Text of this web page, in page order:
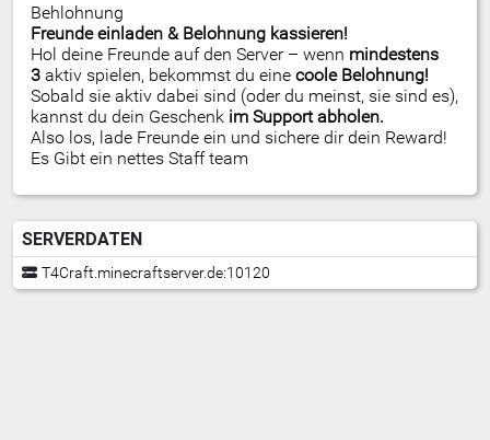
Behlohnung
Freunde einladen & Belohnung kassieren!
Hol deine Freunde auf den Server – wenn mindestens
3 aktiv spielen, bekommst du eine coole Belohnung!
Sobald sie aktiv dabei sind (oder du meinst, sie sind es),
kannst du dein Geschenk im Support abholen.
Also los, lade Freunde ein und sichere dir dein Reward!
Es Gibt ein nettes Staff team
SERVERDATEN
T4Craft.minecraftserver.de:10120